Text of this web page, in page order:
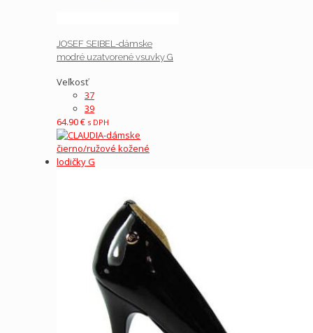
JOSEF SEIBEL-dámske
modré uzatvorené vsuvky G
Veľkosť
37
39
64.90€ s DPH